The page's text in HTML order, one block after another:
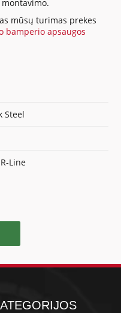
mūsų turimas prekes
bamperio apsaugos
Steel
Line